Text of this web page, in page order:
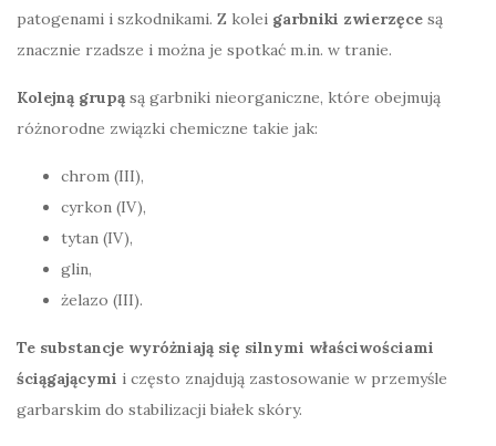
patogenami i szkodnikami. Z kolei garbniki zwierzęce są
znacznie rzadsze i można je spotkać m.in. w tranie.
Kolejną grupą są garbniki nieorganiczne, które obejmują
różnorodne związki chemiczne takie jak:
chrom (III),
cyrkon (IV),
tytan (IV),
glin,
żelazo (III).
Te substancje wyróżniają się silnymi właściwościami
ściągającymi i często znajdują zastosowanie w przemyśle
garbarskim do stabilizacji białek skóry.